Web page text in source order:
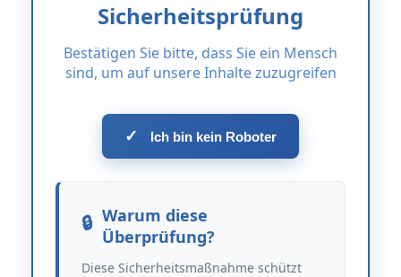
Sicherheitsprüfung
Bestätigen Sie bitte, dass Sie ein Mensch
sind, um auf unsere Inhalte zuzugreifen
✓ Ich bin kein Roboter
Warum diese
Überprüfung?
Diese Sicherheitsmaßnahme schützt